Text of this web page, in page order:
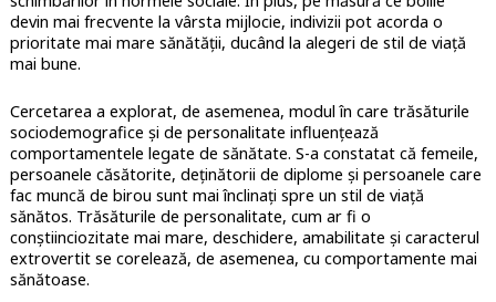
devin mai frecvente la vârsta mijlocie, indivizii pot acorda o
prioritate mai mare sănătății, ducând la alegeri de stil de viață
mai bune.
Cercetarea a explorat, de asemenea, modul în care trăsăturile
sociodemografice și de personalitate influențează
comportamentele legate de sănătate. S-a constatat că femeile,
persoanele căsătorite, deținătorii de diplome și persoanele care
fac muncă de birou sunt mai înclinați spre un stil de viață
sănătos. Trăsăturile de personalitate, cum ar fi o
conștiinciozitate mai mare, deschidere, amabilitate și caracterul
extrovertit se corelează, de asemenea, cu comportamente mai
sănătoase.